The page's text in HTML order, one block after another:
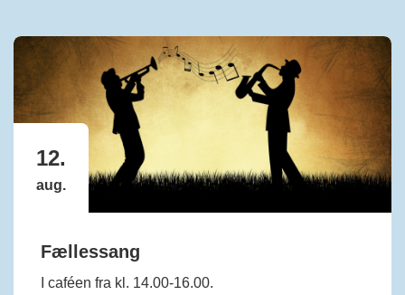
12.
aug.
Fællessang
I caféen fra kl. 14.00-16.00.